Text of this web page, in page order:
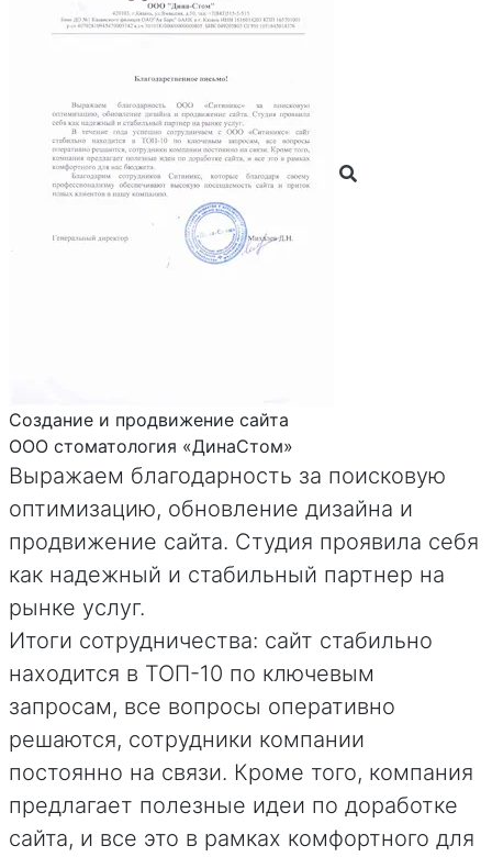
Создание и продвижение сайта
ООО стоматология «ДинаСтом»
Выражаем благодарность за поисковую
оптимизацию, обновление дизайна и
продвижение сайта. Студия проявила себя
как надежный и стабильный партнер на
рынке услуг.
Итоги сотрудничества: сайт стабильно
находится в ТОП-10 по ключевым
запросам, все вопросы оперативно
решаются, сотрудники компании
постоянно на связи. Кроме того, компания
предлагает полезные идеи по доработке
сайта, и все это в рамках комфортного для